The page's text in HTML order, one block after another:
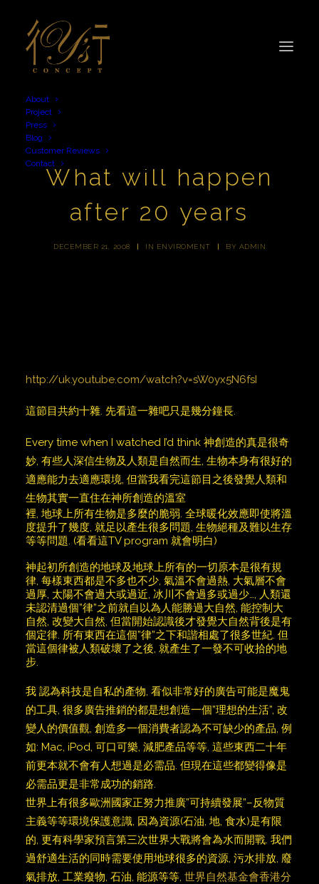
About
Project
Press
Blog
Customer Reviews
ContactWhat will happen
after 20 years
DECEMBER 21, 2008 | IN ENVIROMENT | BY ADMIN
http://uk.youtube.com/watch?v=sW0yx5N6fsI
這節目共約十雜. 先看這一雜吧只是幾分鐘長.
Every time when I watched I’d think 神創造的真是很奇
妙, 有些人深信生物及人類是自然而生, 生物本身有很好的
適應能力去適應環境, 但當我看完這節目之後發覺人類和
生物其實一直住在神所創造的溫室
裡, 地球上所有生物是多麼的脆弱. 全球暖化效應即使將溫
度提升了幾度, 就足以產生很多問題, 生物絕種及難以生存
等等問題. (看看這TV program 就會明白)
神起初所創造的地球及地球上所有的一切原本是很有規
律, 每樣東西都是不多也不少, 氣溫不會過熱, 大氣層不會
過厚, 太陽不會過大或過近, 冰川不會過多或過少…, 人類還
未認清過個”律”之前就自以為人能勝過大自然, 能控制大
自然, 改變大自然, 但當開始認識後才發覺大自然背後是有
個定律. 所有東西在這個”律”之下和諧相處了很多世紀. 但
當這個律被人類破壞了之後, 就產生了一發不可收拾的地
步.
我 認為科技是自私的產物, 看似非常好的廣告可能是魔鬼
的工具, 很多廣告推銷的都是想創造一個”理想的生活”, 改
變人的價值觀, 創造多一個消費者認為不可缺少的產品, 例
如: Mac, iPod, 可口可樂, 減肥產品等等, 這些東西二十年
前更本就不會有人想過是必需品. 但現在這些都變得像是
必需品更是非常成功的銷路.
世界上有很多歐洲國家正努力推廣”可持續發展”–反物質
主義等等環境保護意識, 因為資源(石油, 地, 食水)是有限
的, 更有科學家預言第三次世界大戰將會為水而開戰. 我們
過舒適生活的同時需要使用地球很多的資源, 污水排放, 廢
氣排放, 工業癈物, 石油, 能源等等, 世界自然基金會香港分